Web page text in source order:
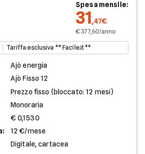
Spesa mensile:
31,47€
€ 377,60/anno
Tariffa esclusiva ** Facile.it **
Ajò energia
Ajò Fisso 12
Prezzo fisso (bloccato: 12 mesi)
Monoraria
€ 0,1530
12 €/mese
Digitale, cartacea